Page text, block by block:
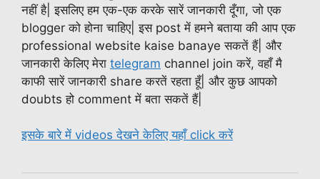
नहीं है| इसलिए हम एक-एक करके सारें जानकारी दूँगा, जो एक
blogger को होना चाहिए| इस post में हमने बताया की आप एक
professional website kaise banaye सकतें हैं| और
जानकारी केलिए मेरा telegram channel join करें, वहाँ मै
काफी सारें जानकारी share करतें रहता हूँ| और कुछ आपको
doubts हो comment में बता सकतें हैं|
इसके बारे में videos देखने केलिए यहाँ click करें